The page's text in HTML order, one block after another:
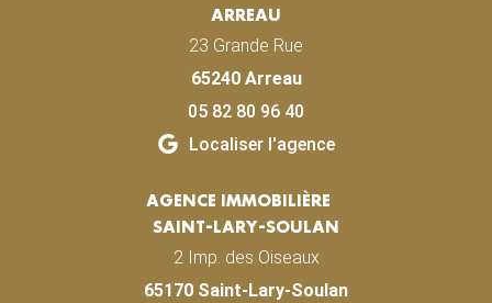
ARREAU
23 Grande Rue
65240 Arreau
05 82 80 96 40
Localiser l'agence
AGENCE IMMOBILIÈRE
SAINT-LARY-SOULAN
2 Imp. des Oiseaux
65170 Saint-Lary-Soulan